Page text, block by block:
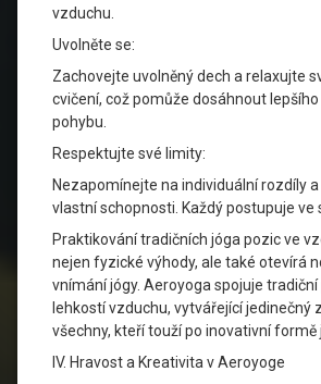
vzduchu.
Uvolněte se:
Zachovejte uvolněný dech a relaxujte
cvičení, což pomůže dosáhnout
pohybu.
Respektujte své limity:
Nezapomínejte na individuální rozdíly
vlastní schopnosti. Každý postupuje ve
Praktikování tradičních jóga pozic ve
nejen fyzické výhody, ale také otevírá
vnímání jógy. Aeroyoga spojuje tradiční
lehkostí vzduchu, vytvářející jedinečný
všechny, kteří touží po inovativní formě
IV. Hravost a Kreativita v Aeroyoge